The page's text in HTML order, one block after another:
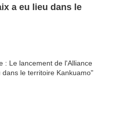
a eu lieu dans le